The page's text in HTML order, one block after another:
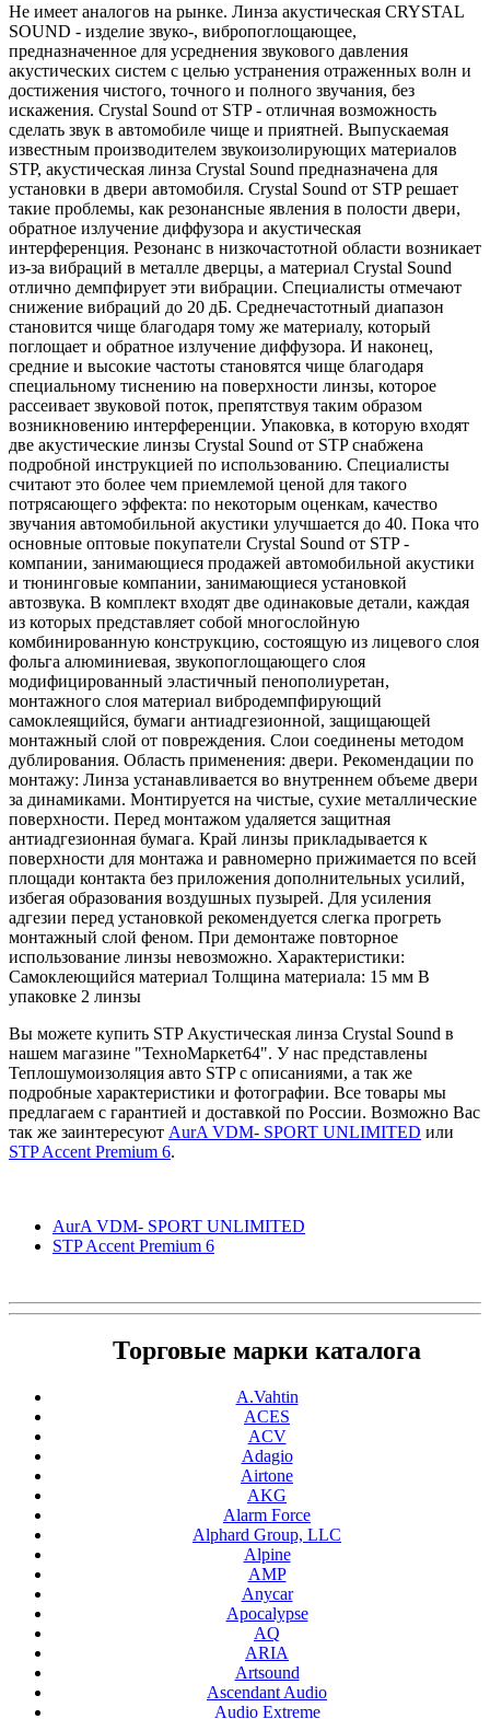
Не имеет аналогов на рынке. Линза акустическая CRYSTAL
SOUND - изделие звуко-, вибропоглощающее,
предназначенное для усреднения звукового давления
акустических систем с целью устранения отраженных волн и
достижения чистого, точного и полного звучания, без
искажения. Crystal Sound от STP - отличная возможность
сделать звук в автомобиле чище и приятней. Выпускаемая
известным производителем звукоизолирующих материалов
STP, акустическая линза Crystal Sound предназначена для
установки в двери автомобиля. Crystal Sound от STP решает
такие проблемы, как резонансные явления в полости двери,
обратное излучение диффузора и акустическая
интерференция. Резонанс в низкочастотной области возникает
из-за вибраций в металле дверцы, а материал Crystal Sound
отлично демпфирует эти вибрации. Специалисты отмечают
снижение вибраций до 20 дБ. Среднечастотный диапазон
становится чище благодаря тому же материалу, который
поглощает и обратное излучение диффузора. И наконец,
средние и высокие частоты становятся чище благодаря
специальному тиснению на поверхности линзы, которое
рассеивает звуковой поток, препятствуя таким образом
возникновению интерференции. Упаковка, в которую входят
две акустические линзы Crystal Sound от STP снабжена
подробной инструкцией по использованию. Специалисты
считают это более чем приемлемой ценой для такого
потрясающего эффекта: по некоторым оценкам, качество
звучания автомобильной акустики улучшается до 40. Пока что
основные оптовые покупатели Crystal Sound от STP -
компании, занимающиеся продажей автомобильной акустики
и тюнинговые компании, занимающиеся установкой
автозвука. В комплект входят две одинаковые детали, каждая
из которых представляет собой многослойную
комбинированную конструкцию, состоящую из лицевого слоя
фольга алюминиевая, звукопоглощающего слоя
модифицированный эластичный пенополиуретан,
монтажного слоя материал вибродемпфирующий
самоклеящийся, бумаги антиадгезионной, защищающей
монтажный слой от повреждения. Слои соединены методом
дублирования. Область применения: двери. Рекомендации по
монтажу: Линза устанавливается во внутреннем объеме двери
за динамиками. Монтируется на чистые, сухие металлические
поверхности. Перед монтажом удаляется защитная
антиадгезионная бумага. Край линзы прикладывается к
поверхности для монтажа и равномерно прижимается по всей
площади контакта без приложения дополнительных усилий,
избегая образования воздушных пузырей. Для усиления
адгезии перед установкой рекомендуется слегка прогреть
монтажный слой феном. При демонтаже повторное
использование линзы невозможно. Характеристики:
Самоклеющийся материал Толщина материала: 15 мм В
упаковке 2 линзы
Вы можете купить STP Акустическая линза Crystal Sound в
нашем магазине "ТехноМаркет64". У нас представлены
Теплошумоизоляция авто STP с описаниями, а так же
подробные характеристики и фотографии. Все товары мы
предлагаем с гарантией и доставкой по России. Возможно Вас
так же заинтересуют AurA VDM- SPORT UNLIMITED или
STP Accent Premium 6.
AurA VDM- SPORT UNLIMITED
STP Accent Premium 6
Торговые марки каталога
A.Vahtin
ACES
ACV
Adagio
Airtone
AKG
Alarm Force
Alphard Group, LLC
Alpine
AMP
Anycar
Apocalypse
AQ
ARIA
Artsound
Ascendant Audio
Audio Extreme